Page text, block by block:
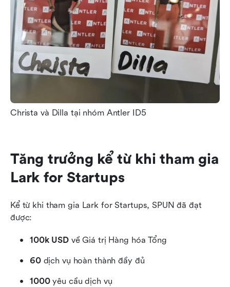
Christa và Dilla tại nhóm Antler ID5
Tăng trưởng kể từ khi tham gia
Lark for Startups
Kể từ khi tham gia Lark for Startups, SPUN đã đạt
được:
100k USD về Giá trị Hàng hóa Tổng
60 dịch vụ hoàn thành đầy đủ
1000 yêu cầu dịch vụ